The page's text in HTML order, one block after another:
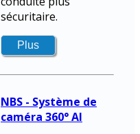
sécuritaire.
NBS - Système de
caméra 360° AI